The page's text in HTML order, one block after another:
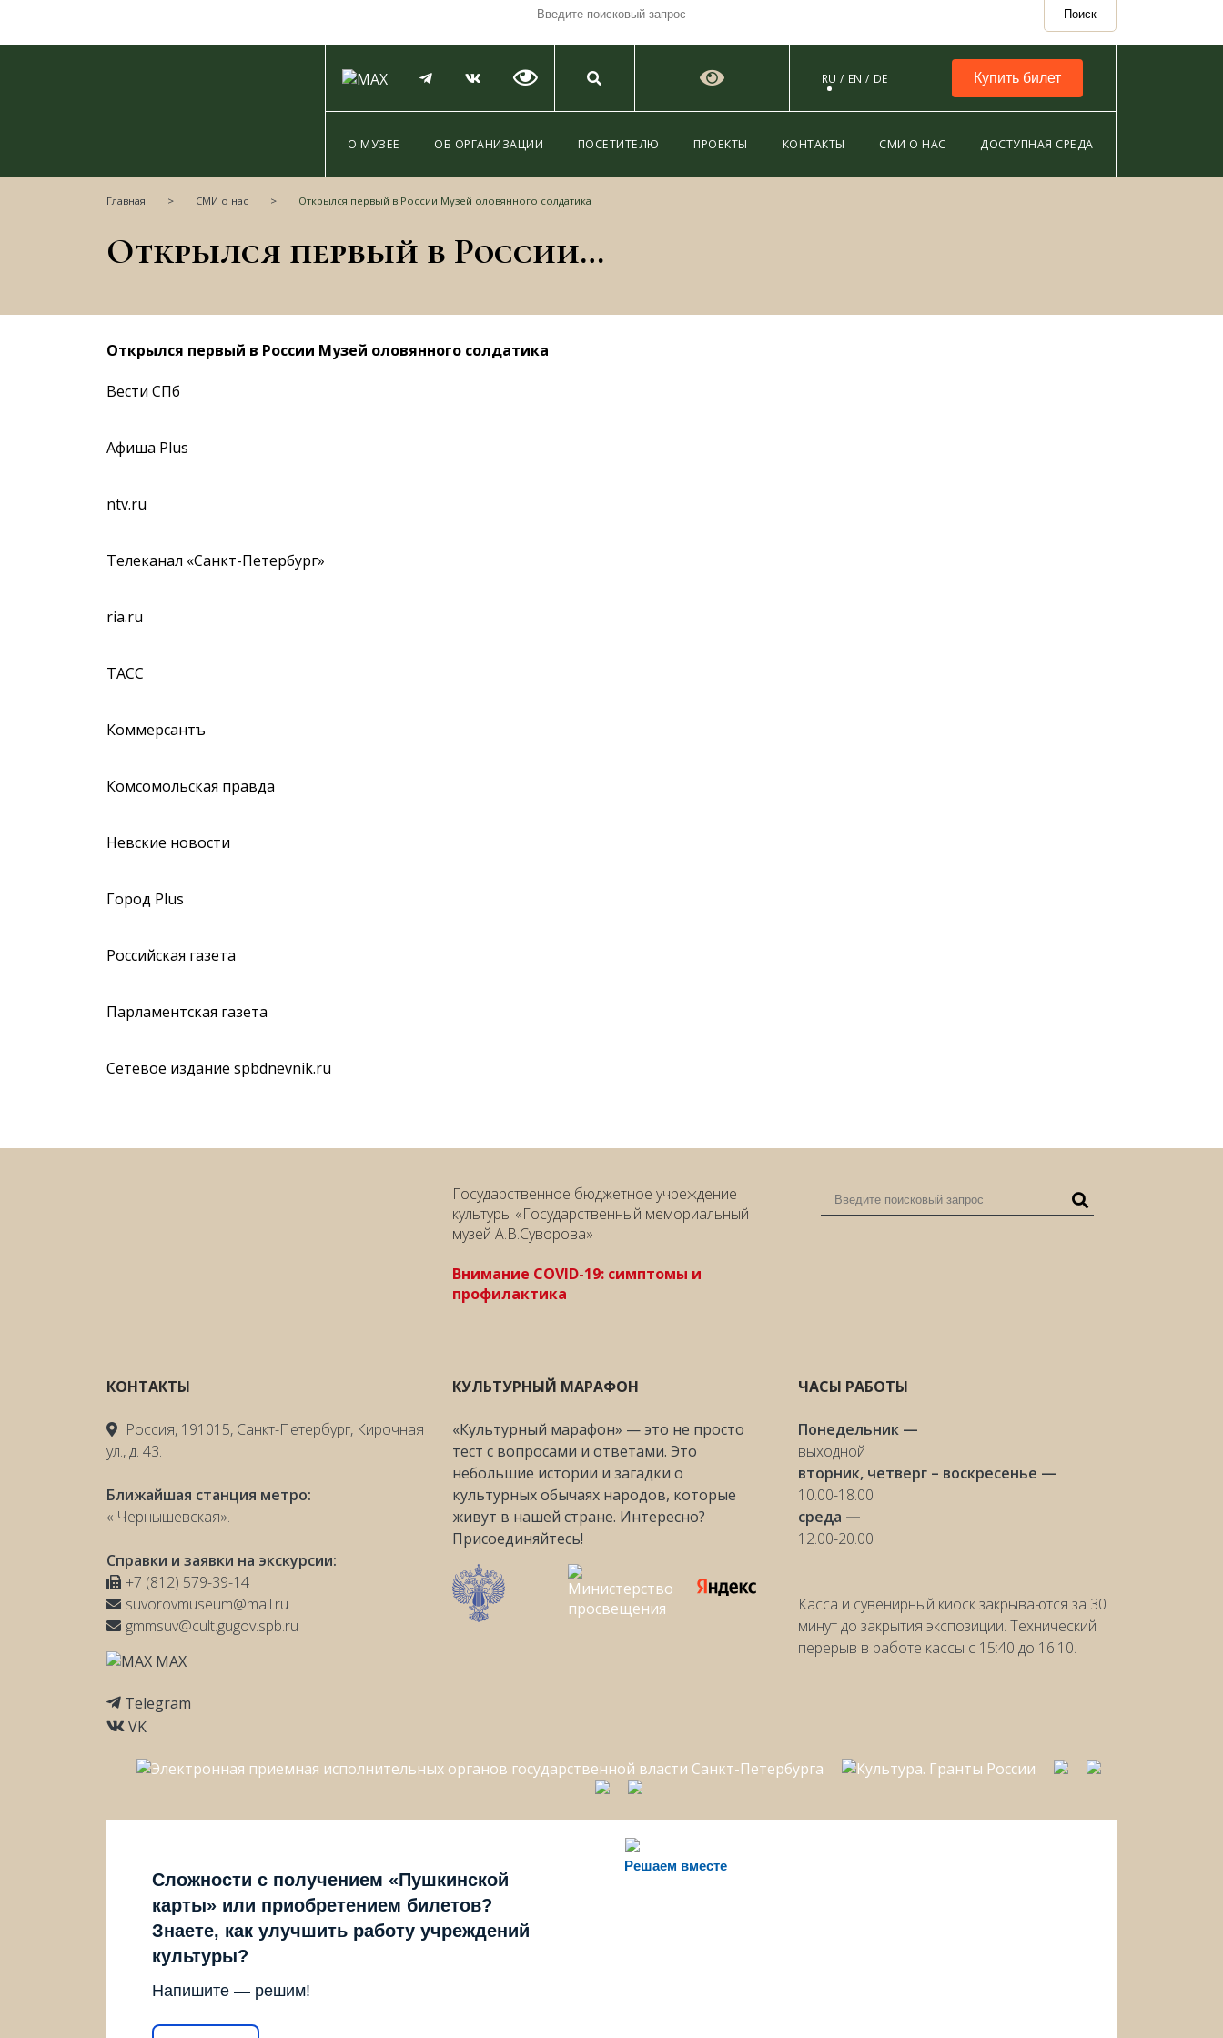
Поиск
RU EN DE Купить билет
О МУЗЕЕ ОБ ОРГАНИЗАЦИИ ПОСЕТИТЕЛЮ ПРОЕКТЫ КОНТАКТЫ СМИ О НАС ДОСТУПНАЯ СРЕДА
Главная СМИ о нас Открылся первый в России Музей оловянного солдатика
Открылся первый в России Музей оловянного солдатика
Открылся первый в России Музей оловянного солдатика
Вести СПб
Афиша Plus
ntv.ru
Телеканал «Санкт-Петербург»
ria.ru
ТАСС
Коммерсантъ
Комсомольская правда
Невские новости
Город Plus
Российская газета
Парламентская газета
Сетевое издание spbdnevnik.ru
Государственное бюджетное учреждение
культуры «Государственный мемориальный
музей А.В.Суворова»
Внимание COVID-19: симптомы и
профилактика
КОНТАКТЫ
Россия, 191015, Санкт-Петербург, Кирочная
ул., д. 43.
Ближайшая станция метро:
« Чернышевская».
Справки и заявки на экскурсии:
+7 (812) 579-39-14
suvorovmuseum@mail.ru
gmmsuv@cult.gugov.spb.ru
MAX
Telegram
VK
КУЛЬТУРНЫЙ МАРАФОН
«Культурный марафон» — это не просто
тест с вопросами и ответами. Это
небольшие истории и загадки о
культурных обычаях народов, которые
живут в нашей стране. Интересно?
Присоединяйтесь!
ЧАСЫ РАБОТЫ
Понедельник —
выходной
вторник, четверг – воскресенье —
10.00-18.00
среда —
12.00-20.00
Касса и сувенирный киоск закрываются за 30
минут до закрытия экспозиции. Технический
перерыв в работе кассы с 15:40 до 16:10.
Решаем вместе
Сложности с получением «Пушкинской
карты» или приобретением билетов?
Знаете, как улучшить работу учреждений
культуры?
Напишите — решим!